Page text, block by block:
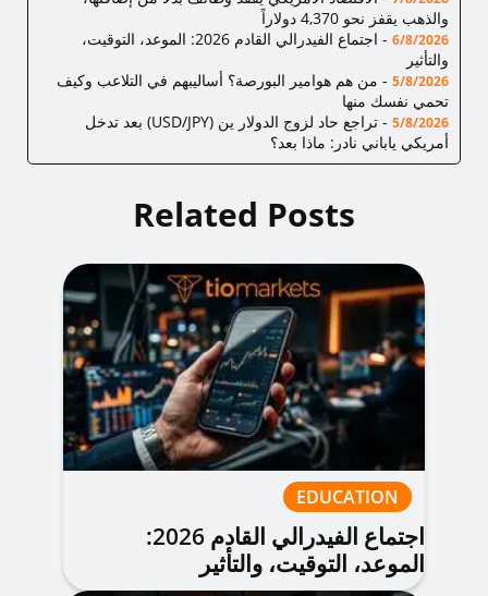
والذهب يقفز نحو 4,370 دولاراً
6/8/2026
-
اجتماع الفيدرالي القادم 2026: الموعد، التوقيت،
والتأثير
5/8/2026
- من هم هوامير البورصة؟ أساليبهم في التلاعب وكيف
تحمي نفسك منها
5/8/2026
-
تراجع حاد لزوج الدولار ين (USD/JPY) بعد تدخل
أمريكي ياباني نادر: ماذا بعد؟
Related Posts
EDUCATION
اجتماع الفيدرالي القادم 2026:
الموعد، التوقيت، والتأثير